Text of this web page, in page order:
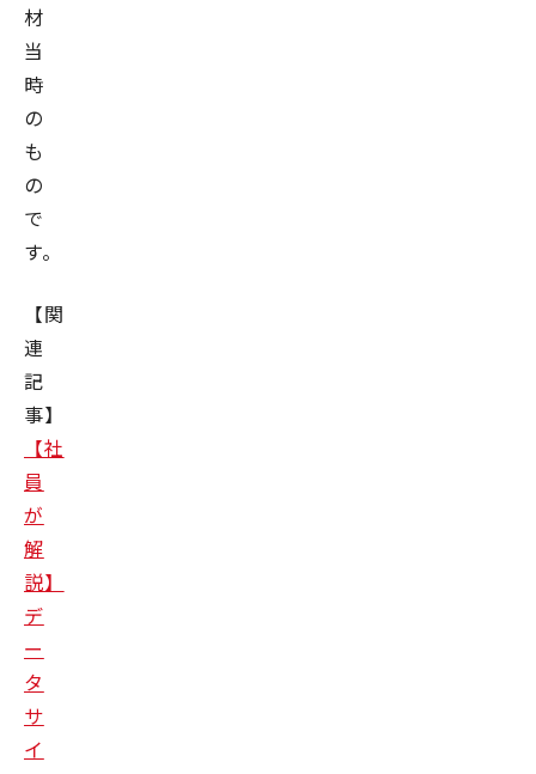
材
当
時
の
も
の
で
す。
【関
連
記
事】
【社
員
が
解
説】
デ
ー
タ
サ
イ